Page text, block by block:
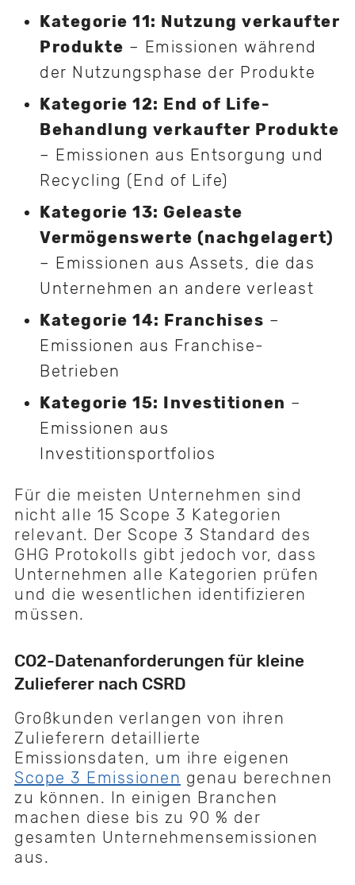
Kategorie 11: Nutzung verkaufter
Produkte – Emissionen während
der Nutzungsphase der Produkte
Kategorie 12: End of Life-
Behandlung verkaufter Produkte
– Emissionen aus Entsorgung und
Recycling (End of Life)
Kategorie 13: Geleaste
Vermögenswerte (nachgelagert)
– Emissionen aus Assets, die das
Unternehmen an andere verleast
Kategorie 14: Franchises –
Emissionen aus Franchise-
Betrieben
Kategorie 15: Investitionen –
Emissionen aus
Investitionsportfolios
Für die meisten Unternehmen sind
nicht alle 15 Scope 3 Kategorien
relevant. Der Scope 3 Standard des
GHG Protokolls gibt jedoch vor, dass
Unternehmen alle Kategorien prüfen
und die wesentlichen identifizieren
müssen.
CO2-Datenanforderungen für kleine
Zulieferer nach CSRD
Großkunden verlangen von ihren
Zulieferern detaillierte
Emissionsdaten, um ihre eigenen
Scope 3 Emissionen genau berechnen
zu können. In einigen Branchen
machen diese bis zu 90 % der
gesamten Unternehmensemissionen
aus.